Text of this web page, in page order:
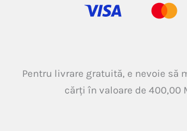
Pentru livrare gratuită, e nevoie să
cărți în valoare de 400,00